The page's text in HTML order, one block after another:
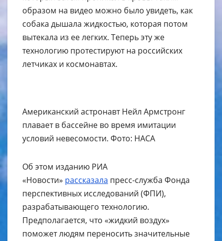
образом на видео можно было увидеть, как
собака дышала жидкостью, которая потом
вытекала из ее легких. Теперь эту же
технологию протестируют на российских
летчиках и космонавтах.
Американский астронавт Нейл Армстронг
плавает в бассейне во время имитации
условий невесомости. Фото: НАСА
Об этом изданию РИА
«Новости» рассказала пресс-служба Фонда
перспективных исследований (ФПИ),
разрабатывающего технологию.
Предполагается, что «жидкий воздух»
поможет людям переносить значительные